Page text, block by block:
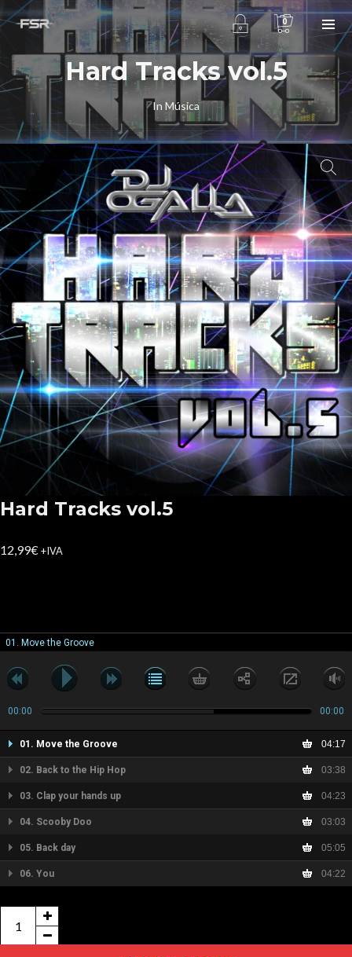
0
Hard Tracks vol.5
In Música
Hard Tracks vol.5
12,99€+IVA
01. Move the Groove
00:00 00:00
01. Move the Groove 04:17
02. Back to the Hip Hop 03:38
03. Clap your hands up 04:23
04. Scooby Doo 03:03
05. Back day 05:05
06. You 04:22